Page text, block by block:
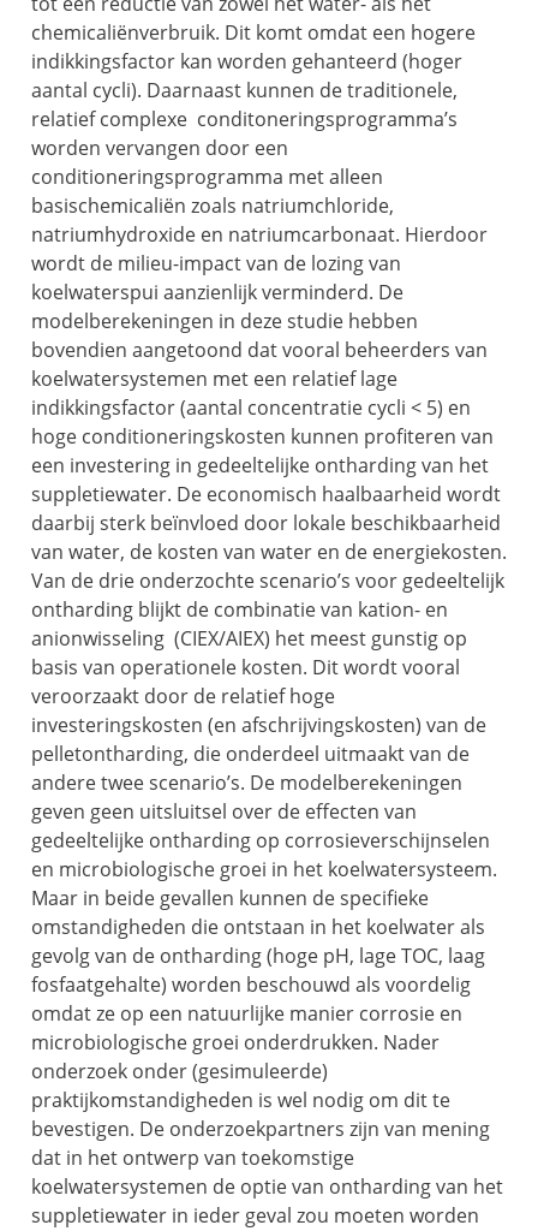
chemicaliënverbruik. Dit komt omdat een hogere
indikkingsfactor kan worden gehanteerd (hoger
aantal cycli). Daarnaast kunnen de traditionele,
relatief complexe conditoneringsprogramma’s
worden vervangen door een
conditioneringsprogramma met alleen
basischemicaliën zoals natriumchloride,
natriumhydroxide en natriumcarbonaat. Hierdoor
wordt de milieu-impact van de lozing van
koelwaterspui aanzienlijk verminderd. De
modelberekeningen in deze studie hebben
bovendien aangetoond dat vooral beheerders van
koelwatersystemen met een relatief lage
indikkingsfactor (aantal concentratie cycli < 5) en
hoge conditioneringskosten kunnen profiteren van
een investering in gedeeltelijke ontharding van het
suppletiewater. De economisch haalbaarheid wordt
daarbij sterk beïnvloed door lokale beschikbaarheid
van water, de kosten van water en de energiekosten.
Van de drie onderzochte scenario’s voor gedeeltelijk
ontharding blijkt de combinatie van kation- en
anionwisseling (CIEX/AIEX) het meest gunstig op
basis van operationele kosten. Dit wordt vooral
veroorzaakt door de relatief hoge
investeringskosten (en afschrijvingskosten) van de
pelletontharding, die onderdeel uitmaakt van de
andere twee scenario’s. De modelberekeningen
geven geen uitsluitsel over de effecten van
gedeeltelijke ontharding op corrosieverschijnselen
en microbiologische groei in het koelwatersysteem.
Maar in beide gevallen kunnen de specifieke
omstandigheden die ontstaan in het koelwater als
gevolg van de ontharding (hoge pH, lage TOC, laag
fosfaatgehalte) worden beschouwd als voordelig
omdat ze op een natuurlijke manier corrosie en
microbiologische groei onderdrukken. Nader
onderzoek onder (gesimuleerde)
praktijkomstandigheden is wel nodig om dit te
bevestigen. De onderzoekpartners zijn van mening
dat in het ontwerp van toekomstige
koelwatersystemen de optie van ontharding van het
suppletiewater in ieder geval zou moeten worden